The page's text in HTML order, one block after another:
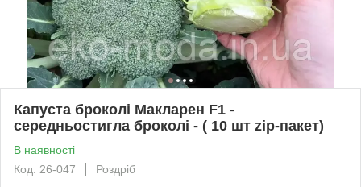
Капуста броколі Макларен F1 -
середньостигла броколі - ( 10 шт zip-пакет)
В наявності
Код: 26-047
Роздріб